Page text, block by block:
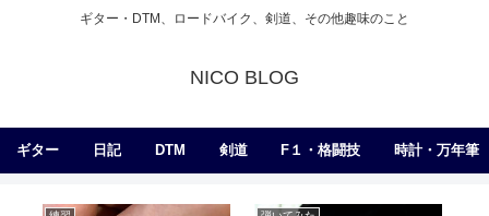
ギター・DTM、ロードバイク、剣道、その他趣味のこと
NICO BLOG
ギター 日記 DTM 剣道 F１・格闘技 時計・万年筆